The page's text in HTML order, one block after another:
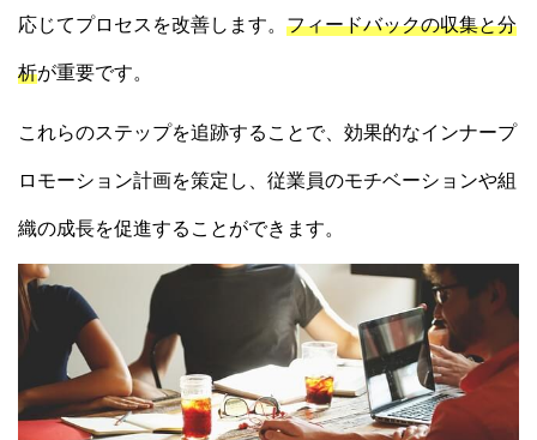
応じてプロセスを改善します。 フィードバックの収集と分
析が重要です。
これらのステップを追跡することで、効果的なインナープ
ロモーション計画を策定し、従業員のモチベーションや組
織の成長を促進することができます。